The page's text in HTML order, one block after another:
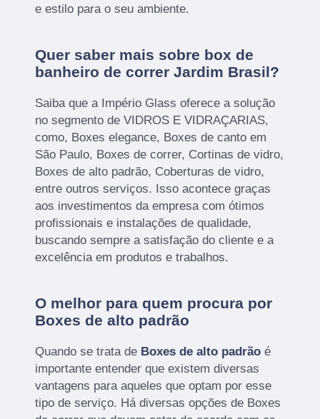
e estilo para o seu ambiente.
Quer saber mais sobre box de
banheiro de correr Jardim Brasil?
Saiba que a Império Glass oferece a solução
no segmento de VIDROS E VIDRAÇARIAS,
como, Boxes elegance, Boxes de canto em
São Paulo, Boxes de correr, Cortinas de vidro,
Boxes de alto padrão, Coberturas de vidro,
entre outros serviços. Isso acontece graças
aos investimentos da empresa com ótimos
profissionais e instalações de qualidade,
buscando sempre a satisfação do cliente e a
excelência em produtos e trabalhos.
O melhor para quem procura por
Boxes de alto padrão
Quando se trata de Boxes de alto padrão é
importante entender que existem diversas
vantagens para aqueles que optam por esse
tipo de serviço. Há diversas opções de Boxes